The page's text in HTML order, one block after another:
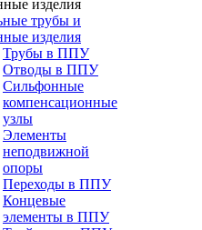
трубы и
изделия
Трубы в ППУ
Отводы в ППУ
Сильфонные
компенсационные
узлы
Элементы
неподвижной
опоры
Переходы в ППУ
Концевые
элементы в ППУ